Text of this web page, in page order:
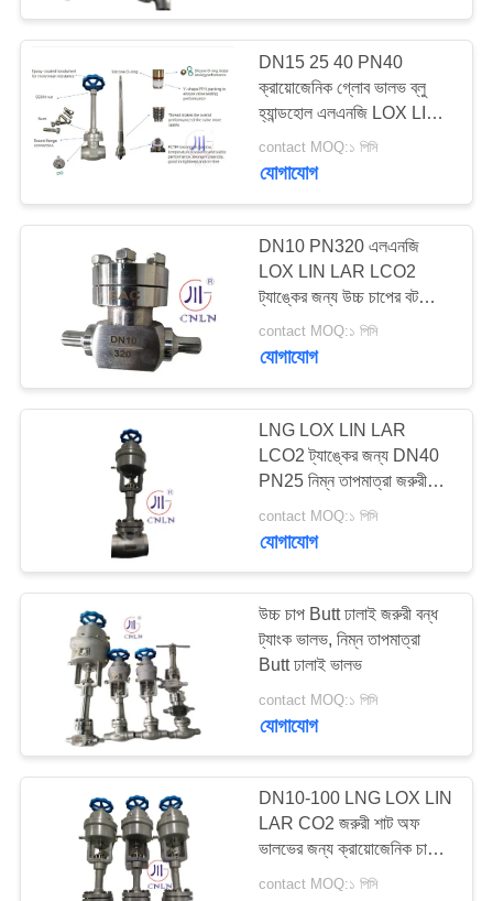
গোপনীয়তা
নীতি
ক্রিওজেনিক চাপ কমানোর
ভালভ
ক্রিওজেনিক শাট অফ ভালভ
39
ক্রায়োজেনিক সকেট ওয়েল্ড
গ্লোব ভালভ
62
ক্রায়োজেনিক ফ্ল্যাঞ্জড গ্লোব
ভালভ
DN15 25 40 PN40
ক্রায়োজেনিক গ্লোব ভালভ ব্লু
হ্যান্ডহোল এলএনজি LOX LIN
LAR LCO2 ট্যাংক জন্য
contact MOQ:১ পিসি
যোগাযোগ
DN10 PN320 এলএনজি
LOX LIN LAR LCO2
ট্যাঙ্কের জন্য উচ্চ চাপের বট
ওয়েল্ডিং চেক ভালভ
contact MOQ:১ পিসি
যোগাযোগ
LNG LOX LIN LAR
LCO2 ট্যাঙ্কের জন্য DN40
PN25 নিম্ন তাপমাত্রা জরুরী
বন্ধ ভালভ
contact MOQ:১ পিসি
যোগাযোগ
উচ্চ চাপ Butt ঢালাই জরুরী বন্ধ
ট্যাংক ভালভ, নিম্ন তাপমাত্রা
Butt ঢালাই ভালভ
contact MOQ:১ পিসি
যোগাযোগ
DN10-100 LNG LOX LIN
LAR CO2 জরুরী শাট অফ
ভালভের জন্য ক্রায়োজেনিক চাপ
জাহাজ ভালভ
contact MOQ:১ পিসি